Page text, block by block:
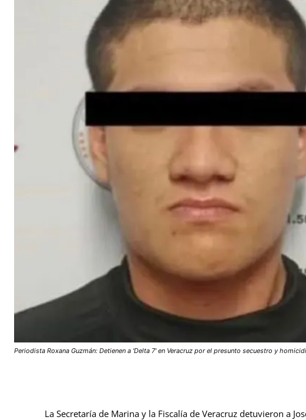
Periodista Roxana Guzmán: Detienen a 'Delta 7' en Veracruz por el presunto secuestro y
La Secretaría de Marina y la Fiscalía de Veracruz detuvieron a